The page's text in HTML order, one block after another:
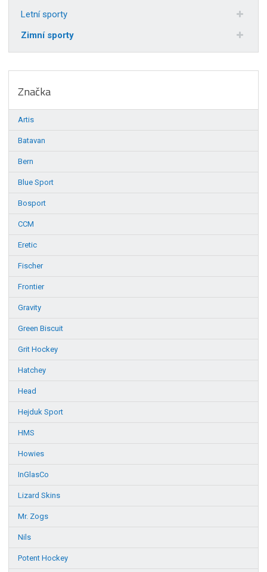
Letní sporty
Zimní sporty
Značka
Artis
Batavan
Bern
Blue Sport
Bosport
CCM
Eretic
Fischer
Frontier
Gravity
Green Biscuit
Grit Hockey
Hatchey
Head
Hejduk Sport
HMS
Howies
InGlasCo
Lizard Skins
Mr. Zogs
Nils
Potent Hockey